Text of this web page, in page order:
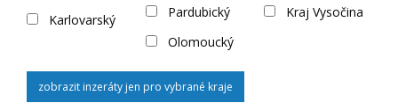
Karlovarský
Pardubický
Olomoucký
Kraj Vysočina
zobrazit inzeráty jen pro vybrané kraje